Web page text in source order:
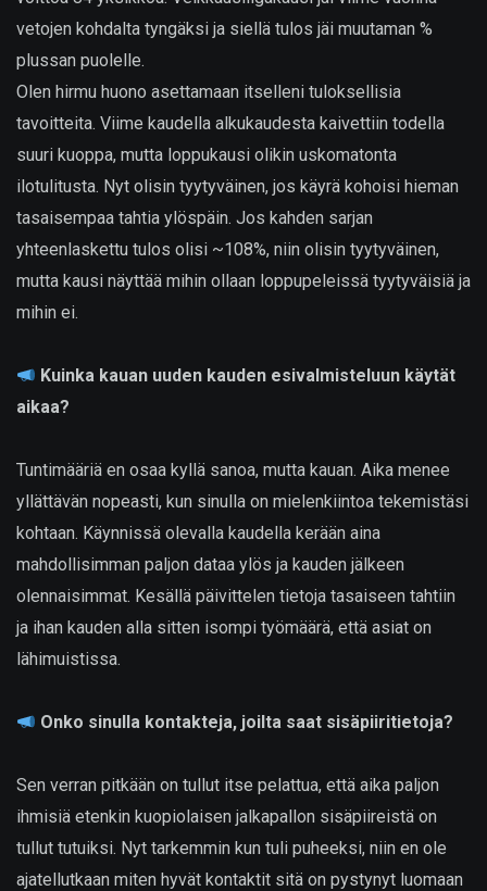
vetojen kohdalta tyngäksi ja siellä tulos jäi muutaman %
plussan puolelle.
Olen hirmu huono asettamaan itselleni tuloksellisia
tavoitteita. Viime kaudella alkukaudesta kaivettiin todella
suuri kuoppa, mutta loppukausi olikin uskomatonta
ilotulitusta. Nyt olisin tyytyväinen, jos käyrä kohoisi hieman
tasaisempaa tahtia ylöspäin. Jos kahden sarjan
yhteenlaskettu tulos olisi ~108%, niin olisin tyytyväinen,
mutta kausi näyttää mihin ollaan loppupeleissä tyytyväisiä ja
mihin ei.
Kuinka kauan uuden kauden esivalmisteluun käytät
aikaa?
Tuntimääriä en osaa kyllä sanoa, mutta kauan. Aika menee
yllättävän nopeasti, kun sinulla on mielenkiintoa tekemistäsi
kohtaan. Käynnissä olevalla kaudella kerään aina
mahdollisimman paljon dataa ylös ja kauden jälkeen
olennaisimmat. Kesällä päivittelen tietoja tasaiseen tahtiin
ja ihan kauden alla sitten isompi työmäärä, että asiat on
lähimuistissa.
Onko sinulla kontakteja, joilta saat sisäpiiritietoja?
Sen verran pitkään on tullut itse pelattua, että aika paljon
ihmisiä etenkin kuopiolaisen jalkapallon sisäpiireistä on
tullut tutuiksi. Nyt tarkemmin kun tuli puheeksi, niin en ole
ajatellutkaan miten hyvät kontaktit sitä on pystynyt luomaan